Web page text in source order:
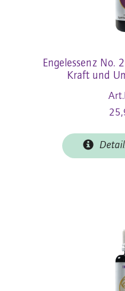
Engelessenz No.
Kraft und